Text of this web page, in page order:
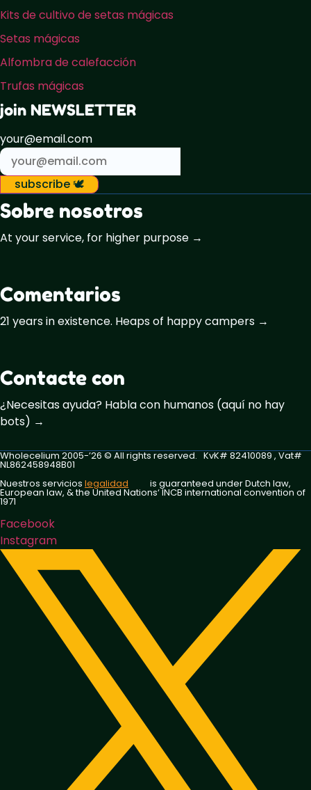
Kits de cultivo de setas mágicas
Setas mágicas
Alfombra de calefacción
Trufas mágicas
join NEWSLETTER
your@email.com
subscribe 🕊️
Sobre nosotros
At your service, for higher purpose →
Comentarios
21 years in existence. Heaps of happy campers →
Contacte con
¿Necesitas ayuda? Habla con humanos (aquí no hay
bots) →
Wholecelium 2005-’26 ©️ All rights reserved. KvK# 82410089 , Vat#
NL862458948B01
Nuestros servicios legalidad is guaranteed under Dutch law,
European law, & the United Nations‘ INCB international convention of
1971
Facebook
Instagram